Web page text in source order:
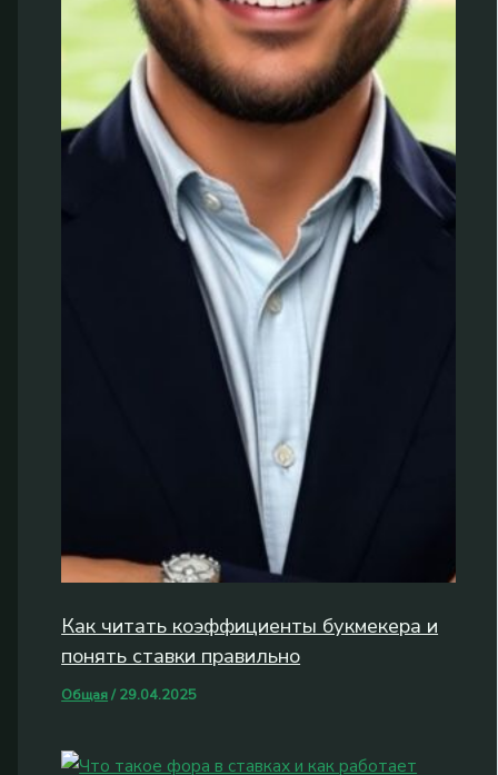
Как читать коэффициенты букмекера и
понять ставки правильно
Общая/ 29.04.2025